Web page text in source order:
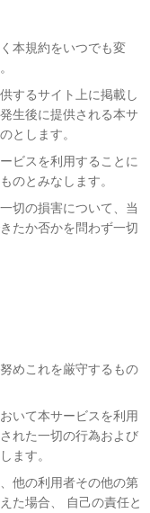
本規約をいつでも変
するサイト上に掲載し
生後に提供される本サ
とします。
ビスを利用することに
のとみなします。
切の損害について、当
たか否かを問わず一切
めこれを厳守するもの
いて本サービスを利用
れた一切の行為および
ます。
他の利用者その他の第
た場合、 自己の責任と